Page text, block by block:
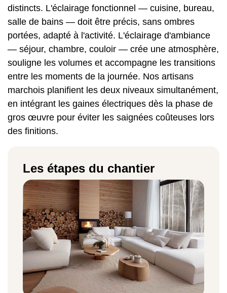
distincts. L'éclairage fonctionnel — cuisine, bureau,
salle de bains — doit être précis, sans ombres
portées, adapté à l'activité. L'éclairage d'ambiance
— séjour, chambre, couloir — crée une atmosphère,
souligne les volumes et accompagne les transitions
entre les moments de la journée. Nos artisans
marchois planifient les deux niveaux simultanément,
en intégrant les gaines électriques dès la phase de
gros œuvre pour éviter les saignées coûteuses lors
des finitions.
Les étapes du chantier